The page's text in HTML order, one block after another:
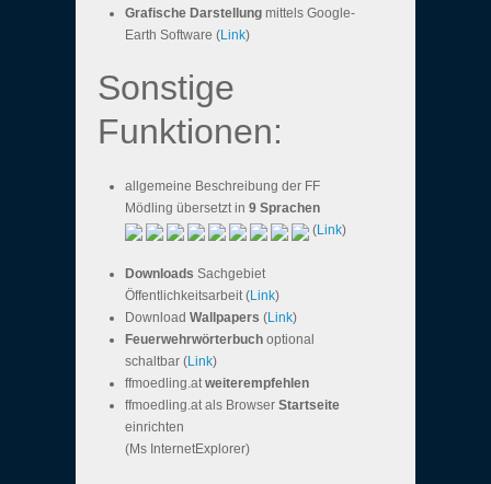
Grafische Darstellung mittels Google-
Earth Software (Link)
Sonstige
Funktionen:
allgemeine Beschreibung der FF
Mödling übersetzt in 9 Sprachen
(Link)
Downloads Sachgebiet
Öffentlichkeitsarbeit (Link)
Download Wallpapers (Link)
Feuerwehrwörterbuch optional
schaltbar (Link)
ffmoedling.atweiterempfehlen
ffmoedling.at als Browser Startseite
einrichten
(Ms InternetExplorer)